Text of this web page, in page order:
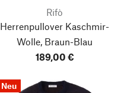
Rifò
Herrenpullover Kaschmir-
Wolle, Braun-Blau
189,00 €
Neu